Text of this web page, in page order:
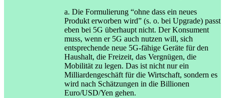
a. Die Formulierung “ohne dass ein neues
Produkt erworben wird” (s. o. bei Upgrade) passt
eben bei 5G überhaupt nicht. Der Konsument
muss, wenn er 5G auch nutzen will, sich
entsprechende neue 5G-fähige Geräte für den
Haushalt, die Freizeit, das Vergnügen, die
Mobilität zu legen. Das ist nicht nur ein
Milliardengeschäft für die Wirtschaft, sondern es
wird nach Schätzungen in die Billionen
Euro/USD/Yen gehen.